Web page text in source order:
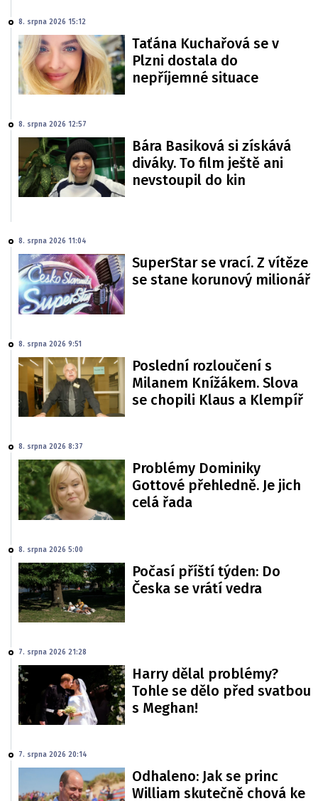
8. srpna 2026 15:12
Taťána Kuchařová se v
Plzni dostala do
nepříjemné situace
8. srpna 2026 12:57
Bára Basiková si získává
diváky. To film ještě ani
nevstoupil do kin
8. srpna 2026 11:04
SuperStar se vrací. Z vítěze
se stane korunový milionář
8. srpna 2026 9:51
Poslední rozloučení s
Milanem Knížákem. Slova
se chopili Klaus a Klempíř
8. srpna 2026 8:37
Problémy Dominiky
Gottové přehledně. Je jich
celá řada
8. srpna 2026 5:00
Počasí příští týden: Do
Česka se vrátí vedra
7. srpna 2026 21:28
Harry dělal problémy?
Tohle se dělo před svatbou
s Meghan!
7. srpna 2026 20:14
Odhaleno: Jak se princ
William skutečně chová ke